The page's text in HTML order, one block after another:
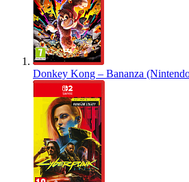
Donkey Kong – Bananza